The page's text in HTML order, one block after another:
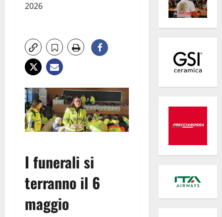
2026
I funerali si
terranno il 6
maggio